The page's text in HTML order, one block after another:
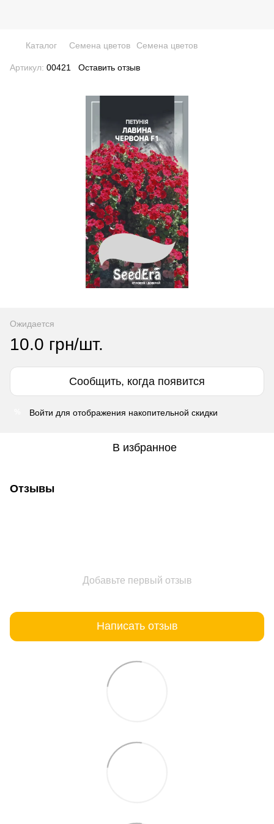
Каталог Семена цветов Семена цветов
Артикул: 00421 Оставить отзыв
Ожидается
10.0 грн/шт.
Сообщить, когда появится
Войти для отображения накопительной скидки
В избранное
Отзывы
Добавьте первый отзыв
Написать отзыв